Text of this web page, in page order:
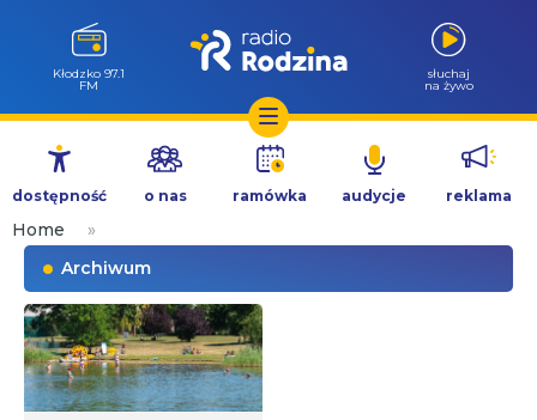
Przejdź
treści
Kłodzko 97.1
FM
słuchaj
na żywo
dostępność o nas ramówka audycje reklama
Home
»
Archiwum